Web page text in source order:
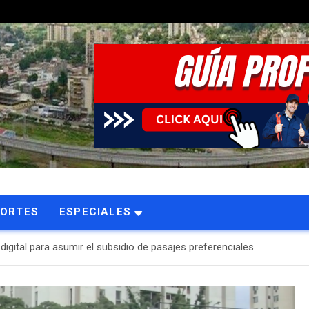
ESPECIALES
para asumir el subsidio de pasajes preferenciales